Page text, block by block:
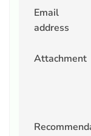
Email
address
Attachment